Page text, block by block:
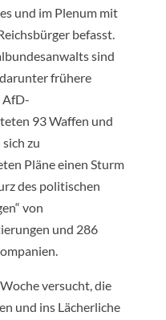
und im Plenum mit
befasst.
sind
frühere
AfD-
93 Waffen und
zu
Pläne einen Sturm
des politischen
von
und 286
versucht, die
und ins Lächerliche